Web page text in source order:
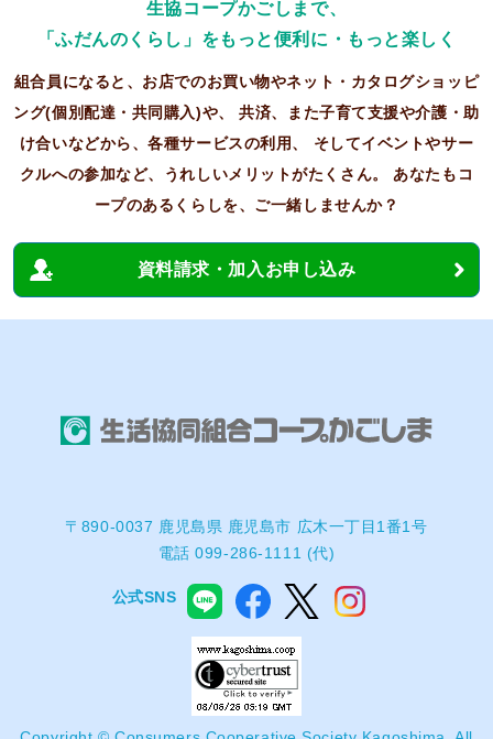
生協コープかごしまで、
「ふだんのくらし」をもっと便利に・もっと楽しく
組合員になると、お店でのお買い物やネット・カタログショッピ
ング(個別配達・共同購入)や、共済、また子育て支援や介護・助
け合いなどから、各種サービスの利用、
そしてイベントやサー
クルへの参加など、うれしいメリットがたくさん。
あなたもコ
ープのあるくらしを、ご一緒しませんか？
資料請求・加入お申し込み
〒890-0037 鹿児島県 鹿児島市 広木一丁目1番1号
電話 099-286-1111 (代)
公式SNS